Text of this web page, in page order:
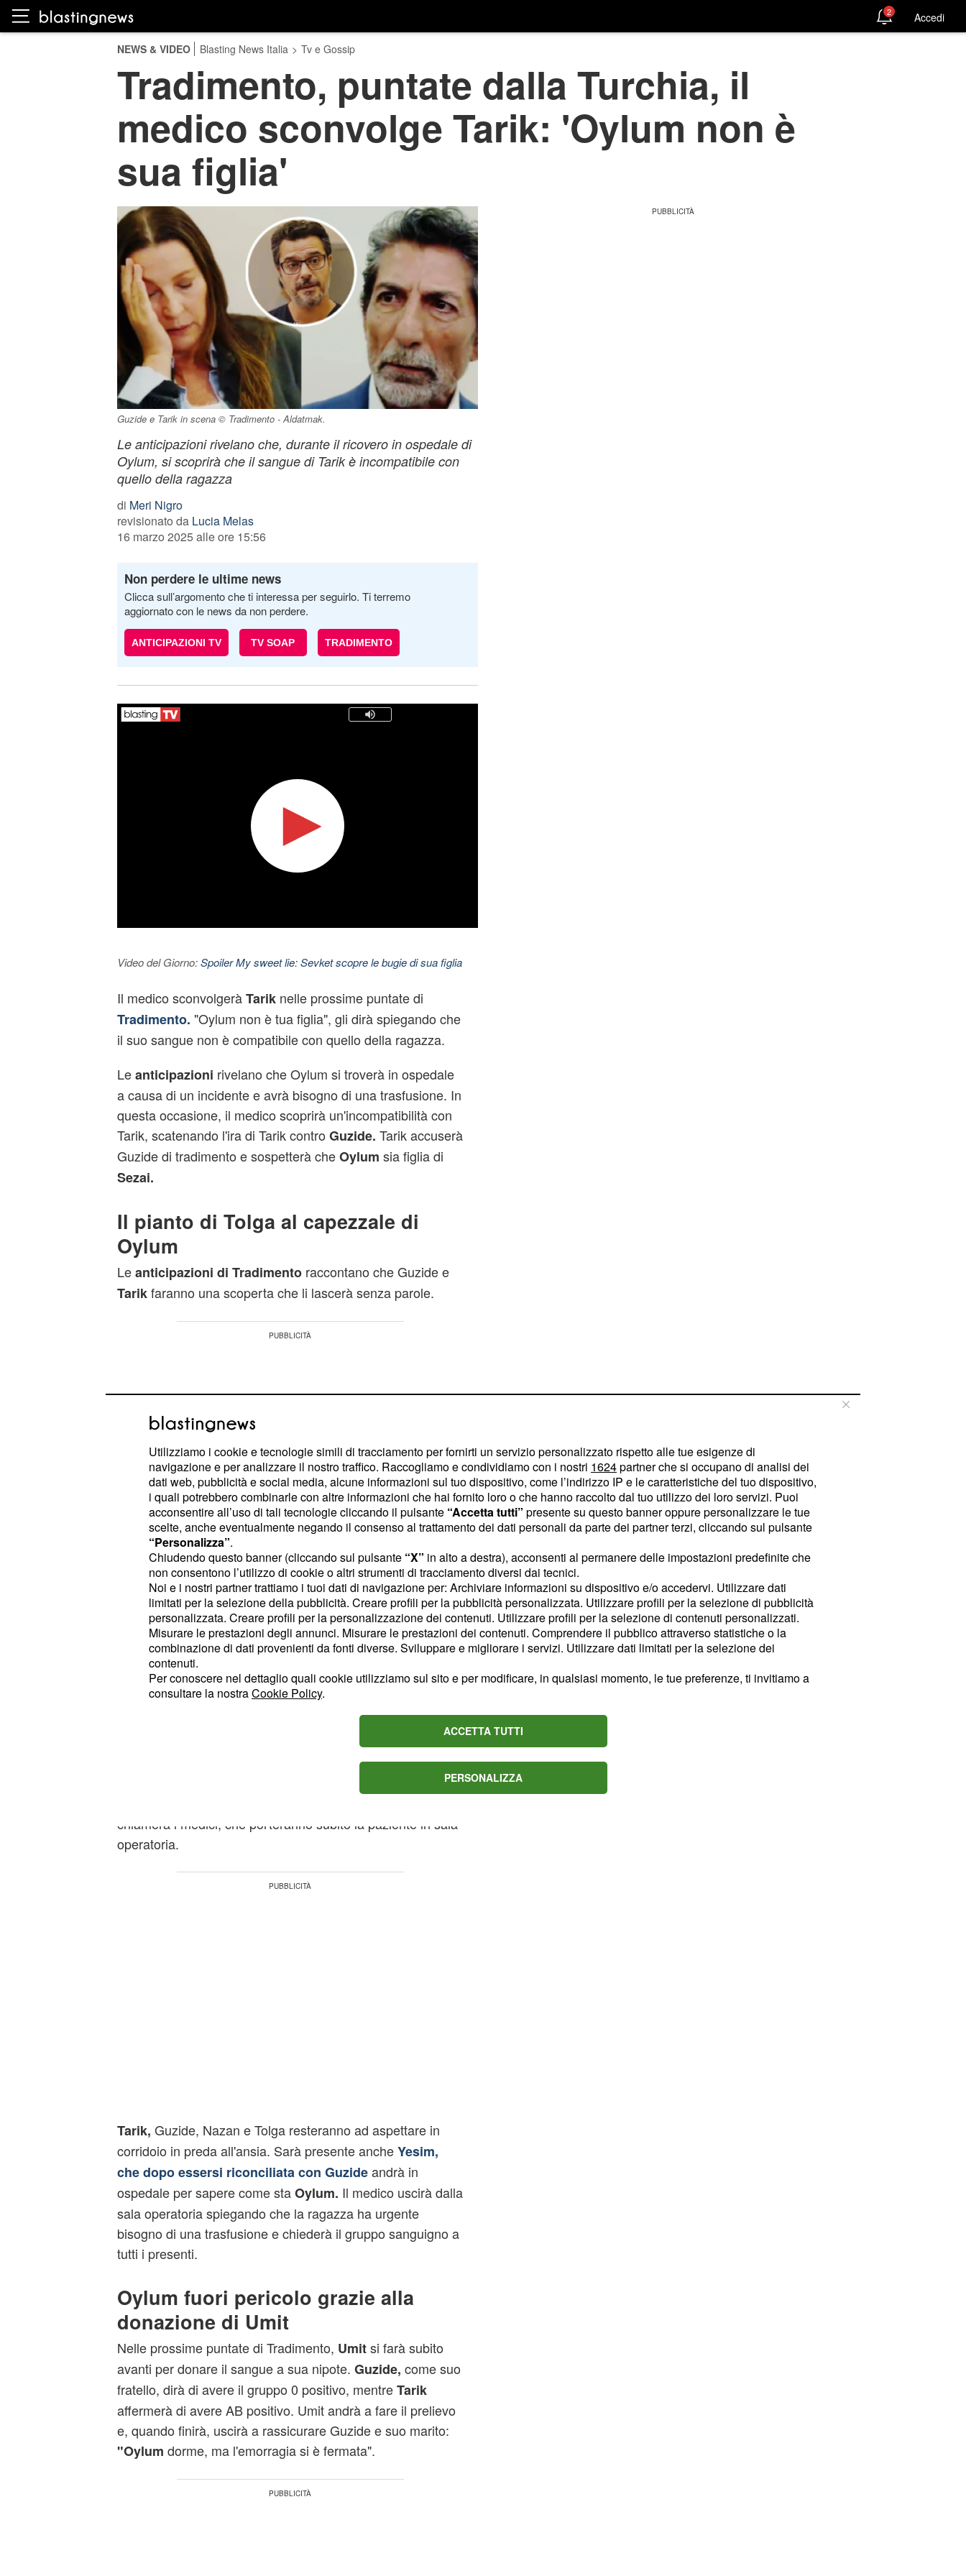
2 Accedi
NEWS & VIDEO Blasting News Italia > Tv e Gossip
Tradimento, puntate dalla Turchia, il
medico sconvolge Tarik: 'Oylum non è
sua figlia'
Guzide e Tarik in scena © Tradimento - Aldatmak.
Le anticipazioni rivelano che, durante il ricovero in ospedale di
Oylum, si scoprirà che il sangue di Tarik è incompatibile con
quello della ragazza
di Meri Nigro
revisionato da Lucia Melas
16 marzo 2025 alle ore 15:56
Non perdere le ultime news
Clicca sull’argomento che ti interessa per seguirlo. Ti terremo
aggiornato con le news da non perdere.
ANTICIPAZIONI TV TV SOAP TRADIMENTO
Video del Giorno:Spoiler My sweet lie: Sevket scopre le bugie di sua figlia
Il medico sconvolgeràTariknelle prossime puntate di
Tradimento. "Oylum non è tua figlia", gli dirà spiegando che
il suo sangue non è compatibile con quello della ragazza.
Leanticipazioni rivelano che Oylum si troverà in ospedale
a causa di un incidente e avrà bisogno di una trasfusione. In
questa occasione, il medico scoprirà un'incompatibilità con
Tarik, scatenando l'ira di Tarik contro Guzide. Tarik accuserà
Guzide di tradimento e sospetterà cheOylum sia figlia di
Sezai.
Il pianto di Tolga al capezzale di
Oylum
Leanticipazioni di Tradimentoraccontano che Guzide e
Tarikfaranno una scoperta che li lascerà senza parole.
Tutto avrà inizio quandoOylumfinirà in gravi condizioni in
ospedale dopo un incidente con l'auto. Per l'occasione,
anche Tolga correrà al capezzale della ragazza e finalmente
le dichiarerà tutto il suo amore. Il ragazzo non potrà
trattenere le lacrime e spiegherà a Oylum che se potesse
tornare indietro tutto sarebbe stato diverso tra loro elui
avrebbe perdonato il bacio con Behram
perderla. Oylum non potrà sentire le parole di
sarà ancora sedata, ma lui sentirà il bisogno di esprimere
tutto l'amore che prova e le prenderà la mano. Tolga andrà
chiamerà i medici, che porteranno subito la paziente in sala
operatoria.
Tarik, Guzide, Nazan e Tolga resteranno ad aspettare in
corridoio in preda all'ansia. Sarà presente ancheYesim,
che dopo essersi riconciliata con Guzideandrà in
ospedale per sapere come staOylum. Il medico uscirà dalla
sala operatoria spiegando che la ragazza ha urgente
bisogno di una trasfusione e chiederà il gruppo sanguigno a
tutti i presenti.
Oylum fuori pericolo grazie alla
donazione di Umit
Nelle prossime puntate di Tradimento, Umitsi farà subito
avanti per donare il sangue a sua nipote. Guzide, come suo
fratello, dirà di avere il gruppo 0 positivo, mentreTarik
affermerà di avere AB positivo. Umit andrà a fare il prelievo
e, quando finirà, uscirà a rassicurare Guzide e suo marito:
"Oylum dorme, ma l'emorragia si è fermata".
Utilizziamo i cookie e tecnologie simili di tracciamento per fornirti un servizio personalizzato rispetto alle tue esigenze di
navigazione e per analizzare il nostro traffico. Raccogliamo e condividiamo con i nostri 1624partner che si occupano di analisi dei
dati web, pubblicità e social media, alcune informazioni sul tuo dispositivo, come l’indirizzo IP e le caratteristiche del tuo dispositivo,
i quali potrebbero combinarle con altre informazioni che hai fornito loro o che hanno raccolto dal tuo utilizzo dei loro servizi. Puoi
acconsentire all’uso di tali tecnologie cliccando il pulsante “Accetta tutti” presente su questo banner oppure personalizzare le tue
scelte, anche eventualmente negando il consenso al trattamento dei dati personali da parte dei partner terzi, cliccando sul pulsante
“Personalizza”.
Chiudendo questo banner (cliccando sul pulsante “X” in alto a destra), acconsenti al permanere delle impostazioni predefinite che
non consentono l’utilizzo di cookie o altri strumenti di tracciamento diversi dai tecnici.
Noi e i nostri partner trattiamo i tuoi dati di navigazione per: Archiviare informazioni su dispositivo e/o accedervi. Utilizzare dati
limitati per la selezione della pubblicità. Creare profili per la pubblicità personalizzata. Utilizzare profili per la selezione di pubblicità
personalizzata. Creare profili per la personalizzazione dei contenuti. Utilizzare profili per la selezione di contenuti personalizzati.
Misurare le prestazioni degli annunci. Misurare le prestazioni dei contenuti. Comprendere il pubblico attraverso statistiche o la
combinazione di dati provenienti da fonti diverse. Sviluppare e migliorare i servizi. Utilizzare dati limitati per la selezione dei
contenuti.
Per conoscere nel dettaglio quali cookie utilizziamo sul sito e per modificare, in qualsiasi momento, le tue preferenze, ti invitiamo a
consultare la nostraCookie Policy.
ACCETTA TUTTI
PERSONALIZZA